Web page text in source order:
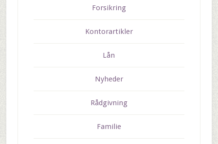
Forsikring
Kontorartikler
Lån
Nyheder
Rådgivning
Familie